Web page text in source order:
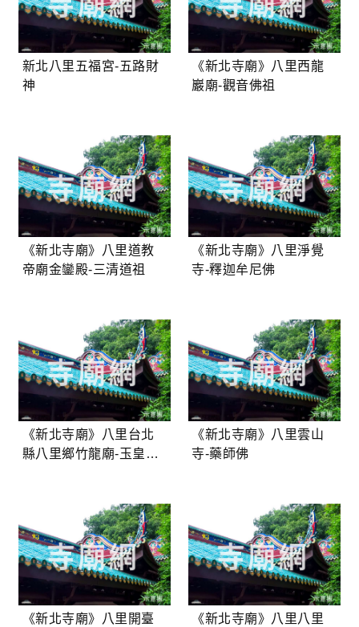
新北八里五福宮-五路財
神
《新北寺廟》八里西龍
巖廟-觀音佛祖
《新北寺廟》八里道教
帝廟金鑾殿-三清道祖
《新北寺廟》八里淨覺
寺-釋迦牟尼佛
《新北寺廟》八里台北
縣八里鄉竹龍廟-玉皇上
《新北寺廟》八里雲山
寺-藥師佛
《新北寺廟》八里開臺
《新北寺廟》八里八里